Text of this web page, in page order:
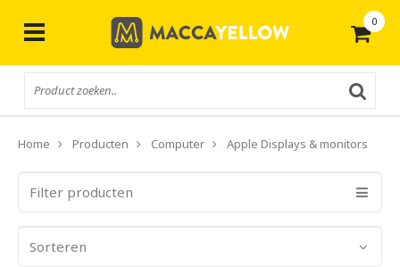
0
Home Producten Computer Apple Displays & monitors
Filter producten
Sorteren